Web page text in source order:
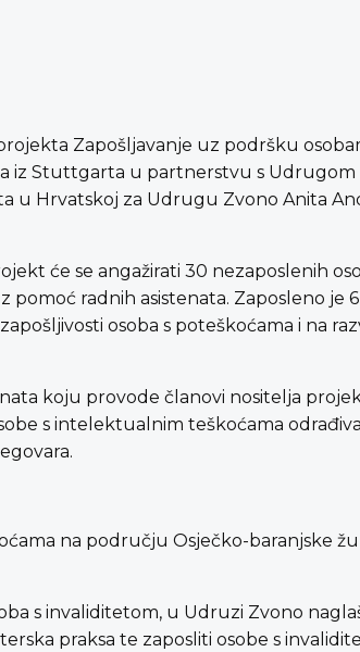
Zapošljavanje uz podršku
iz Stuttgarta u partnerstvu s Udrugom
u Hrvatskoj za Udrugu Zvono Anita
će se angažirati 30 nezaposlenih
radnih asistenata. Zaposleno je
osoba s poteškoćama i na
koju provode članovi nositelja
s intelektualnim teškoćama
na području Osječko-baranjske
s invaliditetom, u Udruzi Zvono
praksa te zaposliti osobe s